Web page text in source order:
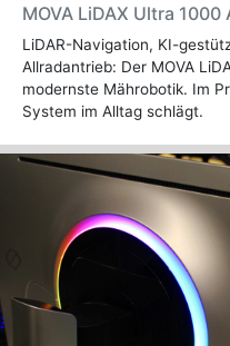
MOVA LiDAX Ultra 1000
LiDAR-Navigation, KI-
Allradantrieb: Der MOVA
modernste Mährobotik. Im
System im Alltag schlägt.